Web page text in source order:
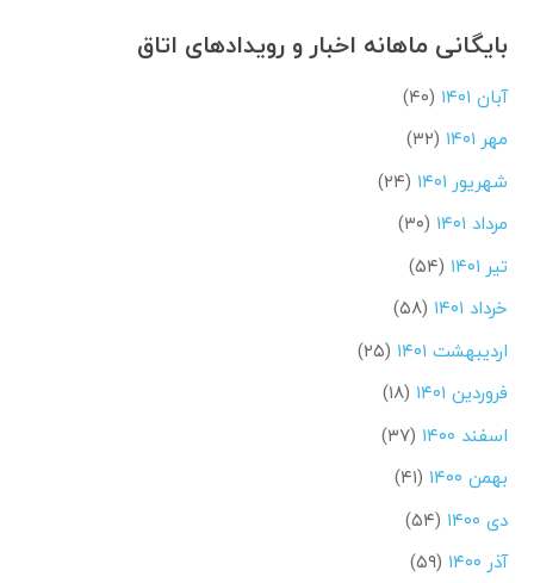
بایگانی ماهانه اخبار و رویدادهای اتاق
آبان ۱۴۰۱
(۴۰)
مهر ۱۴۰۱
(۳۲)
شهریور ۱۴۰۱
(۲۴)
مرداد ۱۴۰۱
(۳۰)
تیر ۱۴۰۱
(۵۴)
خرداد ۱۴۰۱
(۵۸)
اردیبهشت ۱۴۰۱
(۲۵)
فروردین ۱۴۰۱
(۱۸)
اسفند ۱۴۰۰
(۳۷)
بهمن ۱۴۰۰
(۴۱)
دی ۱۴۰۰
(۵۴)
آذر ۱۴۰۰
(۵۹)